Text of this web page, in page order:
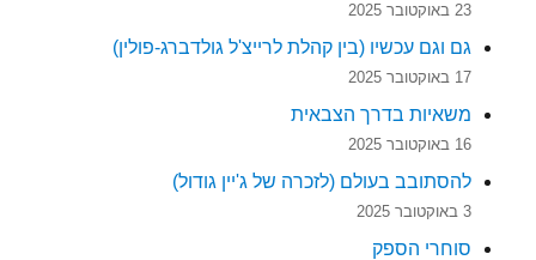
23 באוקטובר 2025
גם וגם עכשיו (בין קהלת לרייצ'ל גולדברג-פולין)
17 באוקטובר 2025
משאיות בדרך הצבאית
16 באוקטובר 2025
להסתובב בעולם (לזכרה של ג'יין גודול)
3 באוקטובר 2025
סוחרי הספק